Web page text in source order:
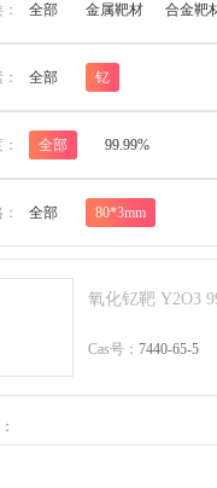
全部 金属靶材 合金靶
全部 钇
全部 99.99%
全部 80*3mm
氧化钇靶 Y2O3
Cas号： 7440-65-5